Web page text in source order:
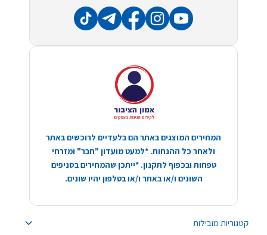
קטגוריות מובילות
המחירים המוצגים באתר הם בלעדיים לרוכשים באתר
ולאחר כל ההנחות. *למעט מועדון "חבר" ומזרחי
טפחות ובכפוף לתקנון. *ייתכן שהמחירים בסניפים
השונים ו/או באתר ו/או בטלפון יהיו שונים.